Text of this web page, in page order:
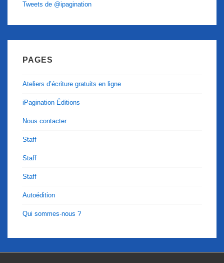
Tweets de @ipagination
PAGES
Ateliers d’écriture gratuits en ligne
iPagination Éditions
Nous contacter
Staff
Staff
Staff
Autoédition
Qui sommes-nous ?